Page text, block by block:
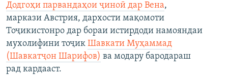
Додгоҳи парвандаҳои ҷиноӣ дар Вена,
маркази Австрия, дархости мақомоти
Тоҷикистонро дар бораи истирдоди намояндаи
мухолифини тоҷик Шавкати Муҳаммад
(Шавкатҷон Шарифов) ва модару бародараш
рад кардааст.